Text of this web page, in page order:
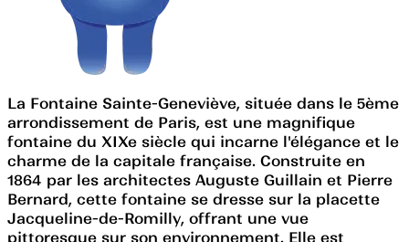
La Fontaine Sainte-Geneviève, située dans le 5ème
arrondissement de Paris, est une magnifique
fontaine du XIXe siècle qui incarne l'élégance et le
charme de la capitale française. Construite en
1864 par les architectes Auguste Guillain et Pierre
Bernard, cette fontaine se dresse sur la placette
Jacqueline-de-Romilly, offrant une vue
pittoresque sur son environnement. Elle est